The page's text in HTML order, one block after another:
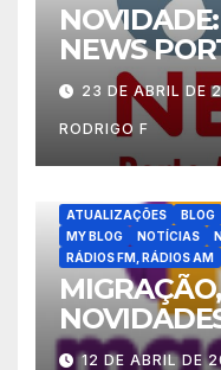
NEWS
23 DE ABRIL DE
RODRIGO F
ATUALIZAÇÕES BLOG
MY BLOG
NOTÍCIAS
RÁDIOS FM, RÁDIOS AM
12 DE ABRIL DE